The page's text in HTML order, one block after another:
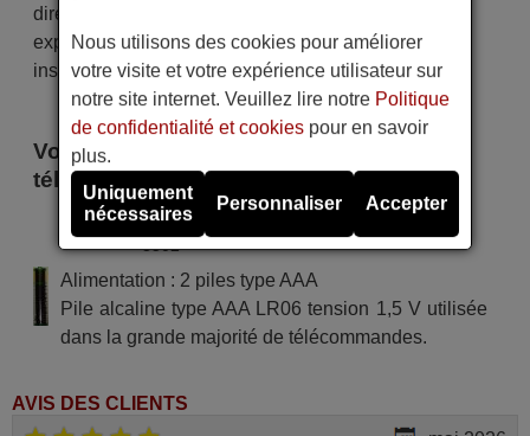
directement par courrier électronique. Votre
expérience d'achat sera impeccable dès le premier
instant !
Voici certains modèles qui utilisent cette
télécommande
KUBA ELECTRONIC 2314-500-
3502
Alimentation : 2 piles type AAA
Pile alcaline type AAA LR06 tension 1,5 V utilisée
dans la grande majorité de télécommandes.
AVIS DES CLIENTS
Nous utilisons des cookies pour améliorer
votre visite et votre expérience utilisateur sur
notre site internet. Veuillez lire notre Politique
de confidentialité et cookies pour en savoir
plus.
Uniquement
nécessaires
Personnaliser Accepter